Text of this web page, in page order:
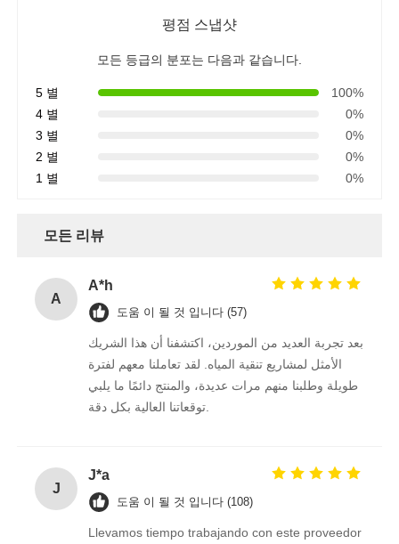
평점 스냅샷
모든 등급의 분포는 다음과 같습니다.
5 별
100%
4 별
0%
3 별
0%
2 별
0%
1 별
0%
모든 리뷰
A
A*h
도움 이 될 것 입니다 (57)
بعد تجربة العديد من الموردين، اكتشفنا أن هذا الشريك
الأمثل لمشاريع تنقية المياه. لقد تعاملنا معهم لفترة
طويلة وطلبنا منهم مرات عديدة، والمنتج دائمًا ما يلبي
J
J*a
도움 이 될 것 입니다 (108)
Llevamos tiempo trabajando con este proveedor